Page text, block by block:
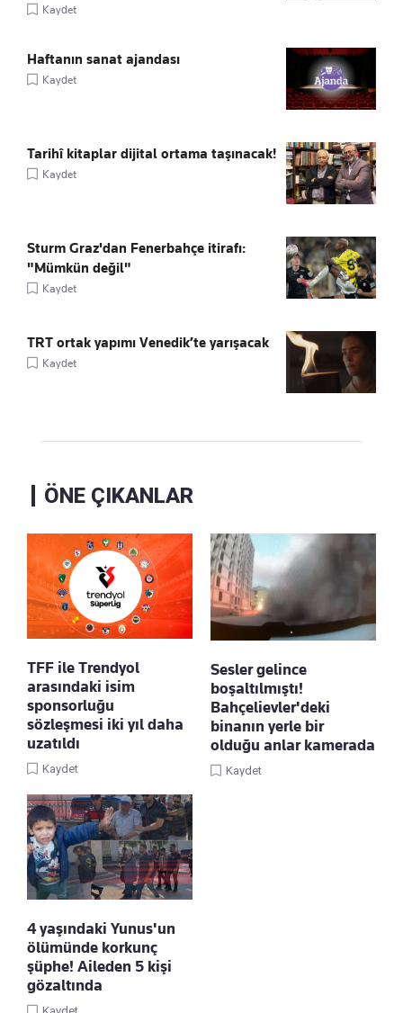
Kaydet
Haftanın sanat ajandası
Kaydet
Tarihî kitaplar dijital ortama taşınacak!
Kaydet
Sturm Graz'dan Fenerbahçe itirafı:
"Mümkün değil"
Kaydet
TRT ortak yapımı Venedik’te yarışacak
Kaydet
ÖNE ÇIKANLAR
TFF ile Trendyol
arasındaki isim
sponsorluğu
sözleşmesi iki yıl daha
uzatıldı
Kaydet
Sesler gelince
boşaltılmıştı!
Bahçelievler'deki
binanın yerle bir
olduğu anlar kamerada
Kaydet
4 yaşındaki Yunus'un
ölümünde korkunç
şüphe! Aileden 5 kişi
gözaltında